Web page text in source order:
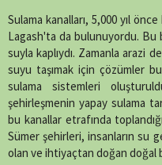
Sulama kanalları, 5,000 yıl
Lagash'ta da bulunuyordu. Bu
suyla kaplıydı. Zamanla arazi
suyu taşımak için çözümler
sulama sistemleri
şehirleşmenin yapay sulama
bu kanallar etrafında
Sümer şehirleri, insanların su
olan ve ihtiyaçtan doğan doğal